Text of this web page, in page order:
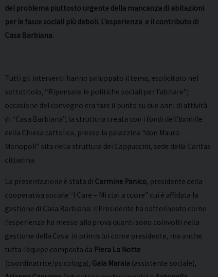
del problema piuttosto urgente della mancanza di abitazioni
per le fasce sociali più deboli. L’esperienza e il contributo di
Casa Barbiana.
Tutti gli interventi hanno sviluppato il tema, esplicitato nel
sottotitolo, “Ripensare le politiche sociali per l’abitare”;
occasione del convegno era fare il punto su due anni di attività
di “Casa Barbiana”, la struttura creata con i fondi dell’8xmille
della Chiesa cattolica, presso la palazzina “don Mauro
Monopoli” sita nella struttura dei Cappuccini, sede della Caritas
cittadina.
La presentazione è stata di Carmine Panico, presidente della
cooperativa sociale “I Care – Mi stai a cuore” cui è affidata la
gestione di Casa Barbiana: il Presidente ha sottolineato come
l’esperienza ha messo alla prova quanti sono coinvolti nella
gestione della Casa: in primis lui come presidente, ma anche
tutta l’équipe composta da Piera La Notte
(coordinatrice/psicologa), Gaia Maraia (assistente sociale),